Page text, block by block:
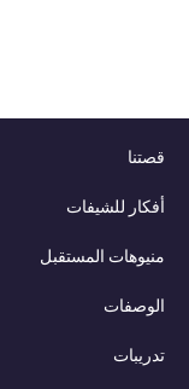
للشيفات
المستقبل